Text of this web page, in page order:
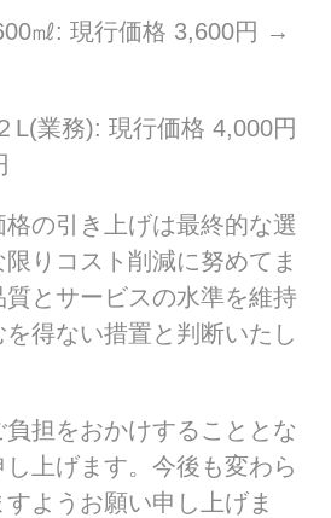
㎖: 現行価格 3,600円 →
L(業務): 現行価格 4,000円
の引き上げは最終的な選
りコスト削減に努めてま
とサービスの水準を維持
得ない措置と判断いたし
担をおかけすることとな
上げます。今後も変わら
ようお願い申し上げま